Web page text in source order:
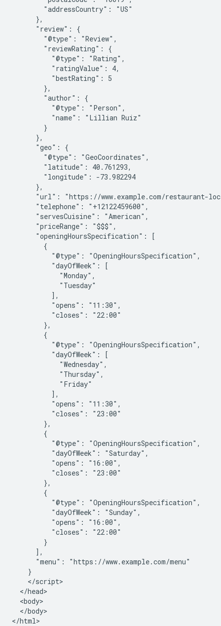
        "addressCountry": "US"
      },
      "review": {
        "@type": "Review",
        "reviewRating": {
          "@type": "Rating",
          "ratingValue": 4,
          "bestRating": 5
        },
        "author": {
          "@type": "Person",
          "name": "Lillian Ruiz"
        }
      },
      "geo": {
        "@type": "GeoCoordinates",
        "latitude": 40.761293,
        "longitude": -73.982294
      },
"url": "https://www.example.com/restaurant-
      "telephone": "+12122459600",
      "servesCuisine": "American",
      "priceRange": "$$$",
      "openingHoursSpecification": [
        {
          "@type": "OpeningHoursSpecification",
          "dayOfWeek": [
            "Monday",
            "Tuesday"
          ],
          "opens": "11:30",
          "closes": "22:00"
        },
        {
          "@type": "OpeningHoursSpecification",
          "dayOfWeek": [
            "Wednesday",
            "Thursday",
            "Friday"
          ],
          "opens": "11:30",
          "closes": "23:00"
        },
        {
          "@type": "OpeningHoursSpecification",
          "dayOfWeek": "Saturday",
          "opens": "16:00",
          "closes": "23:00"
        },
        {
          "@type": "OpeningHoursSpecification",
          "dayOfWeek": "Sunday",
          "opens": "16:00",
          "closes": "22:00"
        }
      ],
      "menu": "https://www.example.com/menu"
    }
    </script>
  </head>
  <body>
  </body>
</html>